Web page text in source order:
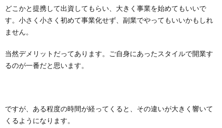
どこかと提携して出資してもらい、大きく事業を始めてもいいで
す。小さく小さく初めて事業化せず、副業でやってもいいかもしれ
ません。
当然デメリットだってあります。ご自身にあったスタイルで開業す
るのが一番だと思います。
ですが、ある程度の時間が経ってくると、その違いが大きく響いて
くるようになります。